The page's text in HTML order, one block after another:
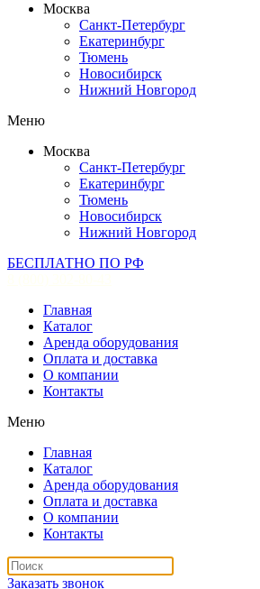
Москва
Санкт-Петербург
Екатеринбург
Тюмень
Новосибирск
Нижний Новгород
Меню
Москва
Санкт-Петербург
Екатеринбург
Тюмень
Новосибирск
Нижний Новгород
БЕСПЛАТНО ПО РФ
Главная
Каталог
Аренда оборудования
Оплата и доставка
О компании
Контакты
Меню
Главная
Каталог
Аренда оборудования
Оплата и доставка
О компании
Контакты
Заказать звонок